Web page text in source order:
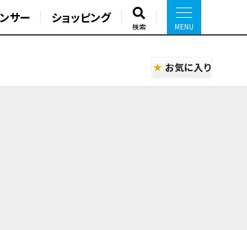
サー ショッピング
検索
お気に入り